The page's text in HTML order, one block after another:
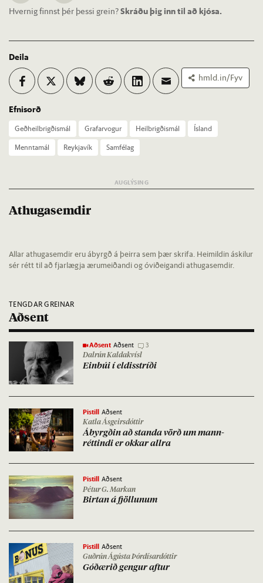
Hvernig finnst þér þessi grein?Skráðu þig inn til að kjósa.
Deila
hmld.in/Fyv
Efnisorð
Geð­heil­brigð­is­mál Grafar­vog­ur Heil­brigð­is­mál
Ís­land
Mennta­mál
Reykja­vík Sam­fé­lag
Athugasemdir
Allar athugasemdir eru ábyrgð á þeirra sem þær skrifa. Heimildin áskilur
sér rétt til að fjarlægja ærumeiðandi og óviðeigandi athugasemdir.
TENGDAR GREINAR
Aðsent
Aðsent Aðsent 3
Dalrún Kaldakvísl
Ein­búi í eld­is­stríði
Pistill Aðsent
Katla Ásgeirsdóttir
Ábyrgð­in að standa vörð um mann­
rétt­indi er okk­ar allra
Pistill Aðsent
Pétur G. Markan
Birt­an á fjöll­un­um
Pistill Aðsent
Guðrún Ágústa Þórdísardóttir
Góðær­ið geng­ur aft­ur